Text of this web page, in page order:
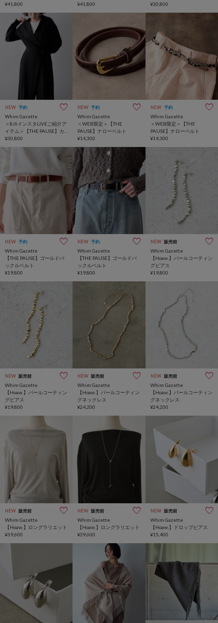
アリバーシブルMA-1
¥41,800
アリバーシブルMA-1
¥41,800
シュクールジャンプスーツ
¥30,800
NEW 予約
Whim Gazette
＜8/6インスタLIVEご紹介ア
イテム＞【THE PAUSE】カ
シュクールジャンプスーツ
¥30,800
NEW 予約
Whim Gazette
＜WEB限定＞【THE
PAUSE】ナローベルト
¥14,300
NEW 予約
Whim Gazette
＜WEB限定＞【THE
PAUSE】ナローベルト
¥14,300
NEW 予約
Whim Gazette
【THE PAUSE】ゴールドバ
ックルベルト
¥19,800
NEW 予約
Whim Gazette
【THE PAUSE】ゴールドバ
ックルベルト
¥19,800
NEW 販売前
Whim Gazette
【Hoaw.】パールコーティン
グピアス
¥19,800
NEW 販売前
Whim Gazette
【Hoaw.】パールコーティン
グピアス
¥19,800
NEW 販売前
Whim Gazette
【Hoaw.】パールコーティン
グネックレス
¥24,200
NEW 販売前
Whim Gazette
【Hoaw.】パールコーティン
グネックレス
¥24,200
NEW 販売前
Whim Gazette
【Hoaw.】ロングラリエット
¥39,600
NEW 販売前
Whim Gazette
【Hoaw.】ロングラリエット
¥39,600
NEW 販売前
Whim Gazette
【Hoaw.】ドロップピアス
¥15,400